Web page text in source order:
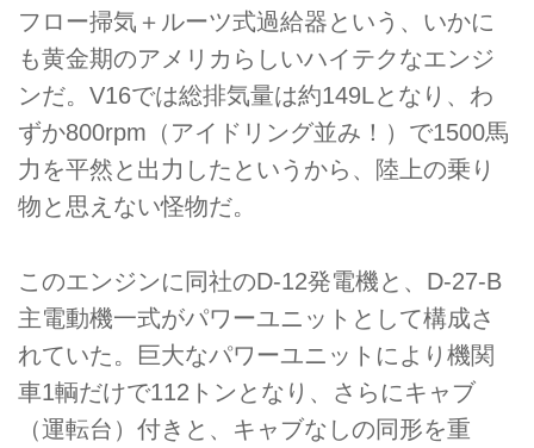
フロー掃気＋ルーツ式過給器という、いかに
も黄金期のアメリカらしいハイテクなエンジ
ンだ。V16では総排気量は約149Lとなり、わ
ずか800rpm（アイドリング並み！）で1500馬
力を平然と出力したというから、陸上の乗り
物と思えない怪物だ。
このエンジンに同社のD-12発電機と、D-27-B
主電動機一式がパワーユニットとして構成さ
れていた。巨大なパワーユニットにより機関
車1輌だけで112トンとなり、さらにキャブ
（運転台）付きと、キャブなしの同形を重